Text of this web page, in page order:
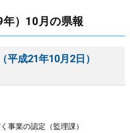
）10月の県報
平成21年10月2日）
事業の認定（監理課）